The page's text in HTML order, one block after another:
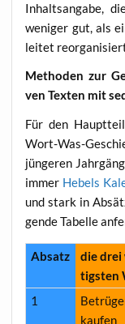
Inhalts­an­ga­be,
weni­ger gut, als
lei­tet
Metho­den zur
ven Tex­ten mit
Für den
Wort-Was-
jün­ge­ren
immer Hebels
und stark in
gen­de Tabel­le
Absatz
die
tigs­ten
1
kaufen